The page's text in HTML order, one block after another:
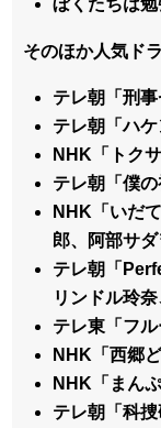
そのほか人気ド
テレ朝「刑
テレ朝「ハ
NHK「トク
テレ朝「僕
NHK「いだ
郎、阿部サダ
テレ朝「
リンドル玲
テレ東「フ
NHK「西郷
NHK「まん
テレ朝「科